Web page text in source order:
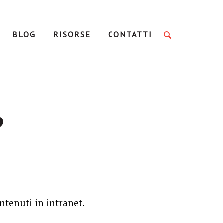
BLOG RISORSE CONTATTI
in intranet.